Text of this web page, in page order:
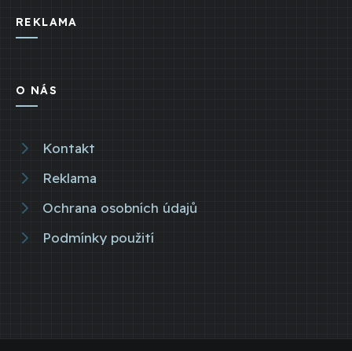
REKLAMA
O NÁS
Kontakt
Reklama
Ochrana osobních údajů
Podmínky použití